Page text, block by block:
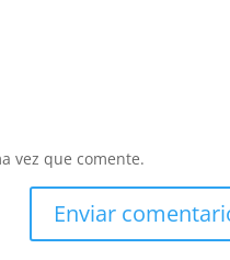
vez que comente.